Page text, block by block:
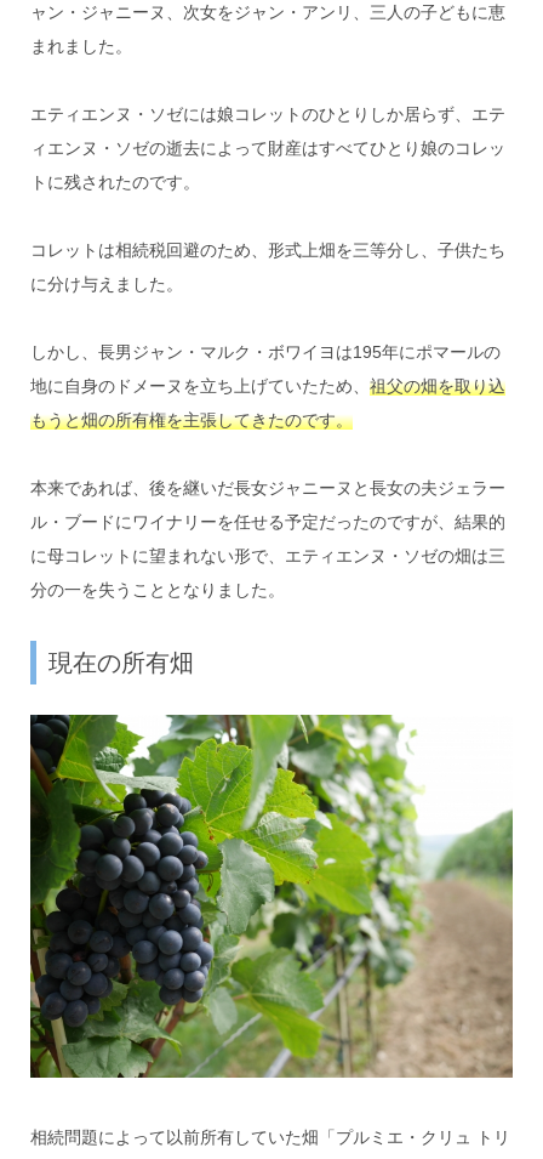
ャン・ジャニーヌ、次女をジャン・アンリ、三人の子どもに恵
まれました。
エティエンヌ・ソゼには娘コレットのひとりしか居らず、エテ
ィエンヌ・ソゼの逝去によって財産はすべてひとり娘のコレッ
トに残されたのです。
コレットは相続税回避のため、形式上畑を三等分し、子供たち
に分け与えました。
しかし、長男ジャン・マルク・ボワイヨは195年にポマールの
地に自身のドメーヌを立ち上げていたため、 祖父の畑を取り込
もうと畑の所有権を主張してきたのです。
本来であれば、後を継いだ長女ジャニーヌと長女の夫ジェラー
ル・ブードにワイナリーを任せる予定だったのですが、結果的
に母コレットに望まれない形で、エティエンヌ・ソゼの畑は三
分の一を失うこととなりました。
現在の所有畑
相続問題によって以前所有していた畑「プルミエ・クリュ トリ